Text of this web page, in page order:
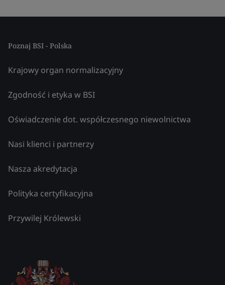
Poznaj BSI - Polska
Krajowy organ normalizacyjny
Zgodność i etyka w BSI
Oświadczenie dot. współczesnego niewolnictwa
Nasi klienci i partnerzy
Nasza akredytacja
Polityka certyfikacyjna
Przywilej Królewski